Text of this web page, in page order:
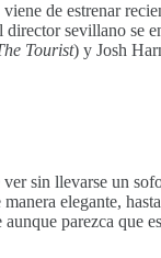
de estrenar
director sevillano se
Tourist) y Josh
sin llevarse un
elegante,
parezca que